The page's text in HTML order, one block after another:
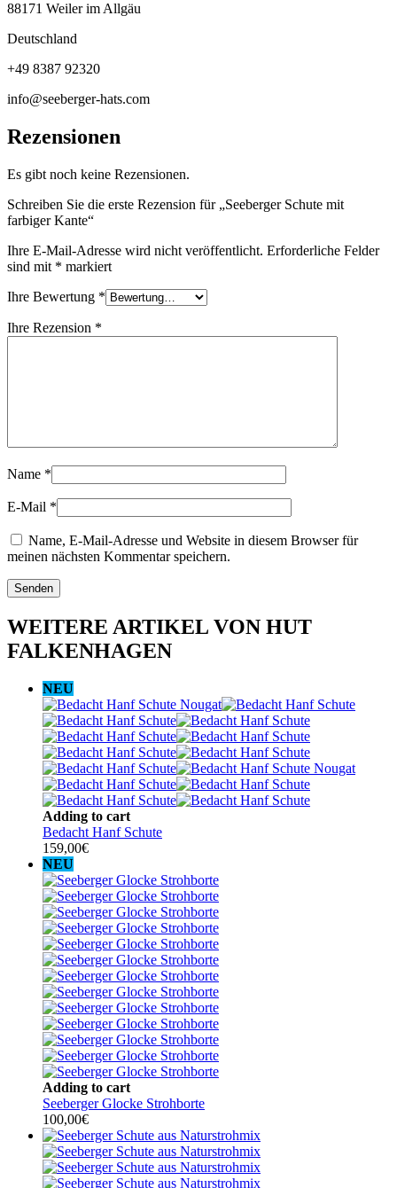
88171 Weiler im Allgäu
Deutschland
+49 8387 92320
info@seeberger-hats.com
Rezensionen
Es gibt noch keine Rezensionen.
Schreiben Sie die erste Rezension für „Seeberger Schute mit
farbiger Kante“
Ihre E-Mail-Adresse wird nicht veröffentlicht. Erforderliche Felder
sind mit * markiert
Ihre Bewertung *
Ihre Rezension *
Name *
E-Mail *
Name, E-Mail-Adresse und Website in diesem Browser für
meinen nächsten Kommentar speichern.
WEITERE ARTIKEL VON HUT
FALKENHAGEN
NEU
Adding to cart
Bedacht Hanf Schute
159,00€
NEU
Adding to cart
Seeberger Glocke Strohborte
100,00€